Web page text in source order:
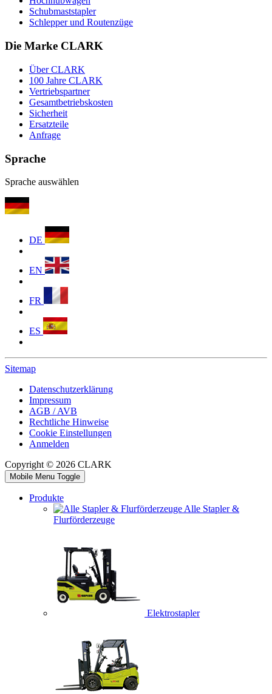
Schubmaststapler
Schlepper und Routenzüge
Die Marke CLARK
Über CLARK
100 Jahre CLARK
Vertriebspartner
Gesamtbetriebskosten
Sicherheit
Ersatzteile
Anfrage
Sprache
Sprache auswählen
DE
EN
FR
ES
Sitemap
Datenschutzerklärung
Impressum
AGB / AVB
Rechtliche Hinweise
Cookie Einstellungen
Anmelden
Copyright © 2026 CLARK
Mobile Menu Toggle
Produkte
Alle Stapler &
Flurförderzeuge
Elektrostapler